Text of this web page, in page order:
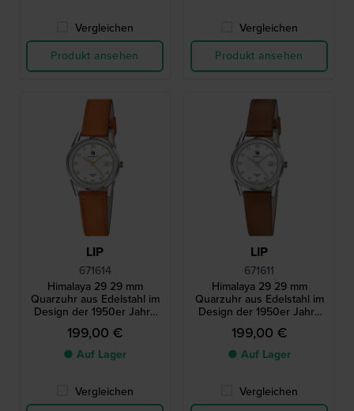
Vergleichen
Produkt ansehen
Vergleichen
Produkt ansehen
LIP
671614
Himalaya 29 29 mm
Quarzuhr aus Edelstahl im
Design der 1950er Jahre
mit Schweizer Uhrwerk
199,00 €
● Auf Lager
Vergleichen
LIP
671611
Himalaya 29 29 mm
Quarzuhr aus Edelstahl im
Design der 1950er Jahre
mit Schweizer Uhrwerk
199,00 €
● Auf Lager
Vergleichen